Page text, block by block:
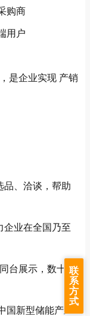
购商
用户
是企业实现 产销
品、洽谈，帮助
企业在全国乃至
台展示，数十场
国新型储能产业
联
系
方
式